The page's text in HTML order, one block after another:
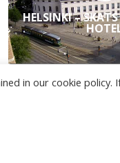
HELSINKI –
in our cookie